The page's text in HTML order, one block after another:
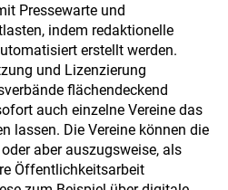
Pressewarte und
indem redaktionelle
erstellt werden.
und Lizenzierung
flächendeckend
auch einzelne Vereine das
lassen. Die Vereine können die
aber auszugsweise, als
Öffentlichkeitsarbeit